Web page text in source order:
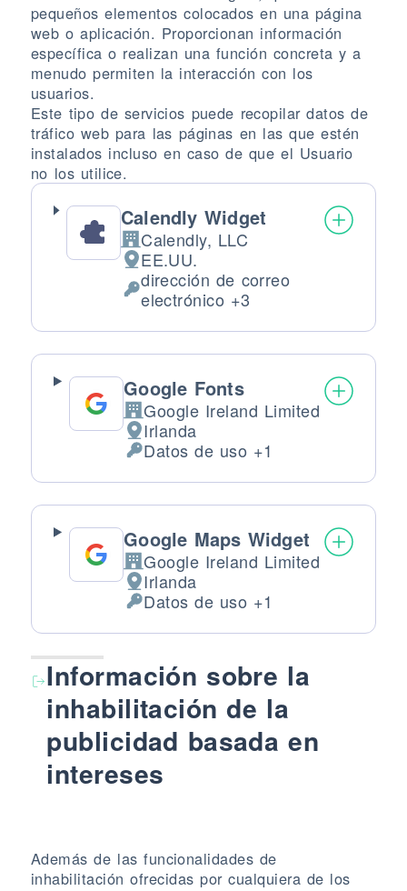
pequeños elementos colocados en una página
web o aplicación. Proporcionan información
específica o realizan una función concreta y a
menudo permiten la interacción con los
usuarios.
Este tipo de servicios puede recopilar datos de
tráfico web para las páginas en las que estén
instalados incluso en caso de que el Usuario
no los utilice.
Calendly Widget
Empresa:
Calendly, LLC
Lugar de tratamiento:
EE.UU.
Datos Personales tratados:
dirección de correo
electrónico +3
Google Fonts
Empresa:
Google Ireland Limited
Lugar de tratamiento:
Irlanda
Datos Personales tratados:
Datos de uso +1
Google Maps Widget
Empresa:
Google Ireland Limited
Lugar de tratamiento:
Irlanda
Datos Personales tratados:
Datos de uso +1
Información sobre la
inhabilitación de la
publicidad basada en
intereses
Además de las funcionalidades de
inhabilitación ofrecidas por cualquiera de los